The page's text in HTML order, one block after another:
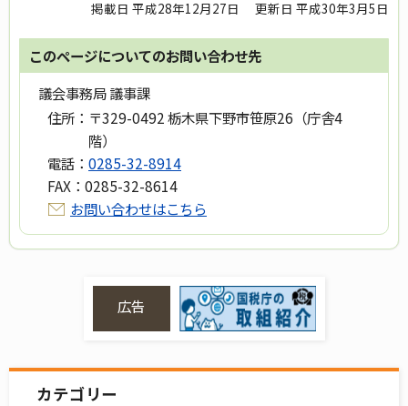
掲載日 平成28年12月27日 更新日 平成30年3月5日
このページについてのお問い合わせ先
議会事務局 議事課
住所： 〒329-0492 栃木県下野市笹原26（庁舎4
階）
電話： 0285-32-8914
FAX： 0285-32-8614
お問い合わせはこちら
広告
カテゴリー